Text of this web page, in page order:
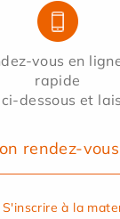
vous en
rapide
dessous et
rendez-vous
S'inscrire à la